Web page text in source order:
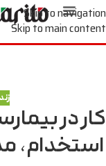
Skip to navigation
Skip to main content
کار در
استخدام،